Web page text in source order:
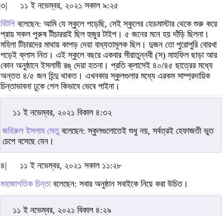
৩|
১১ ই নভেম্বর, ২০২১ সকাল ৯:২৫
বিটপি বলেছেন: আমি যে স্কুলে পড়েছি, সেই স্কুলের হেডমাস্টার থেকে শুরু করে
প্রায় সকল পুরুষ টীচাররাই ছিল হুজুর টাইপ। ৫ জনের মনে হয় দাঁড়ি ছিলনা।
মহিলা টিচারদের মাথায় কাপড় দেয়া বাধ্যতামূলক ছিল। দুজন তো পুরোপুরি বোরখা
পড়েই ক্লাস নিত। এই স্কুলে বছরে একবার সীরাতুন্নবী (স) মাহফিল ছাড়া আর
কোন অনুষ্ঠানে ইসলামী রঙ্ দেয়া হতনা। প্রতি ক্লাসেই ৪০/৪৫ ছাত্রের মধ্যে
অন্তত ৪/৫ জন হিন্দু থাকত। এখনকার স্কুলগুলার মধ্যে এরকম সাম্প্রদায়িক
চিন্তাভাবনা ঢুকে গেল কিভাবে ভেবে পাইনা।
১১ ই নভেম্বর, ২০২১ বিকাল ৪:৩২
জহিরুল ইসলাম সেতুবলেছেন: স্কুলগুলোতেই শুধু নয়, সর্বত্রই হেফাজতী ভুত
চেপে বসেছে যেন।
৪|
১১ ই নভেম্বর, ২০২১ সকাল ১১:২৮
মহাজাগতিক চিন্তাবলেছেন: সবার অনুষ্ঠান সবাইকে নিয়ে করা উচিত।
১১ ই নভেম্বর, ২০২১ বিকাল ৪:২৯